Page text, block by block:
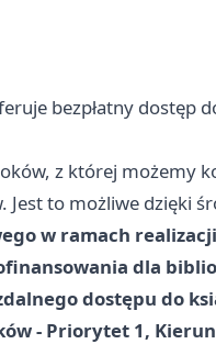
bezpłatny dostęp
z której możemy
to możliwe dzięki
w ramach
dla
dostępu do
- Priorytet 1,